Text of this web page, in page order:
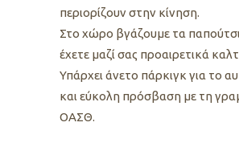
περιορίζουν στην κίνηση.
Στο χώρο βγάζουμε τα
έχετε μαζί σας προαιρετικά
Υπάρχει άνετο πάρκιγκ για το
και εύκολη πρόσβαση με τη
OΑΣΘ.